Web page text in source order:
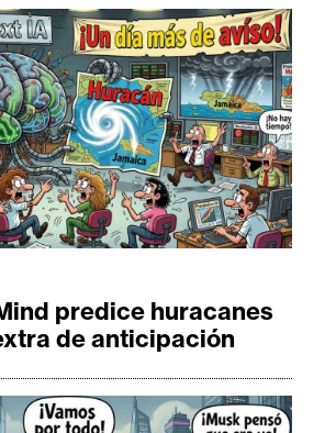
predice huracanes
de anticipación